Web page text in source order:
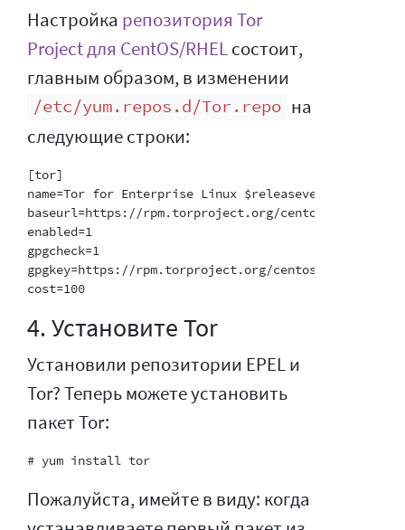
Настройка репозитория Tor
Project для CentOS/RHELсостоит,
главным образом, в изменении
/etc/yum.repos.d/Tor.repo на
следующие строки:
[tor]
name=Tor for Enterprise Linux $releasever -
baseurl=https://rpm.torproject.org/centos/
enabled=1
gpgcheck=1
gpgkey=https://rpm.torproject.org/centos/
4. Установите Tor
Установили репозитории EPEL и
Tor? Теперь можете установить
пакет Tor:
Пожалуйста, имейте в виду: когда